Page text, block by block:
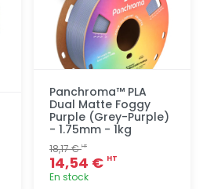
Panchroma™ PLA
Dual Matte Foggy
Purple (Grey-Purple)
- 1.75mm - 1kg
18,17 €HT
14,54 € HT
En stock